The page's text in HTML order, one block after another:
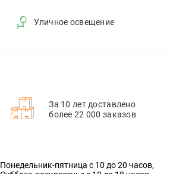
Уличное освещение
За 10 лет доставлено
более 22 000 заказов
Понедельник-пятница с 10 до 20 часов,